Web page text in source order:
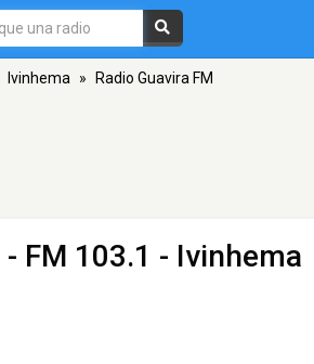
Ivinhema » Radio Guavira FM
- FM 103.1 - Ivinhema